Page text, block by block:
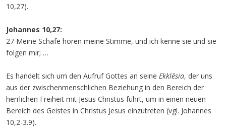
10,27).
Johannes 10,27:
27 Meine Schafe hören meine Stimme, und ich kenne sie und sie
folgen mir; …
Es handelt sich um den Aufruf Gottes an seine Ekklēsia, der uns
aus der zwischenmenschlichen Beziehung in den Bereich der
herrlichen Freiheit mit Jesus Christus führt, um in einen neuen
Bereich des Geistes in Christus Jesus einzutreten (vgl. Johannes
10,2-3.9).